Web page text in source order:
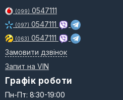
(099) 0547111
(097) 0547111
(063) 0547111
Замовити дзвінок
Запит на VIN
Графік роботи
Пн-Пт: 8:30-19:00